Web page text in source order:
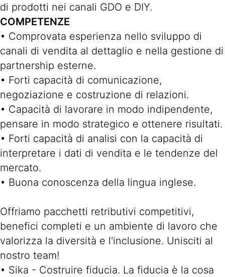
di prodotti nei canali GDO e DIY.
COMPETENZE
• Comprovata esperienza nello sviluppo di
canali di vendita al dettaglio e nella gestione di
partnership esterne.
• Forti capacità di comunicazione,
negoziazione e costruzione di relazioni.
• Capacità di lavorare in modo indipendente,
pensare in modo strategico e ottenere risultati.
• Forti capacità di analisi con la capacità di
interpretare i dati di vendita e le tendenze del
mercato.
• Buona conoscenza della lingua inglese.
Offriamo pacchetti retributivi competitivi,
benefici completi e un ambiente di lavoro che
valorizza la diversità e l'inclusione. Unisciti al
nostro team!
• Sika - Costruire fiducia. La fiducia è la cosa